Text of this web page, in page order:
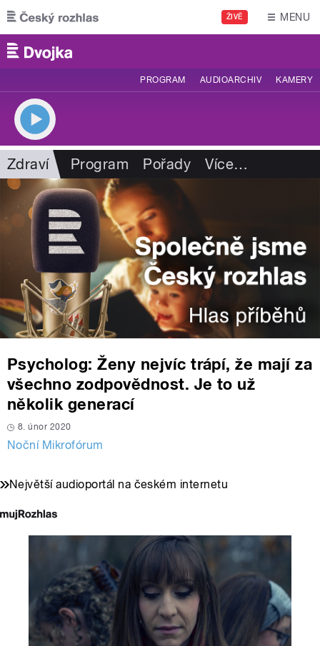
Přejít k hlavnímu obsahu
ŽIVĚ MENU
PROGRAM AUDIOARCHIV KAMERY
Zdraví Program Pořady Více…
Psycholog: Ženy nejvíc trápí, že mají za
všechno zodpovědnost. Je to už
několik generací
8. únor 2020
Noční Mikrofórum
Největší audioportál na českém internetu